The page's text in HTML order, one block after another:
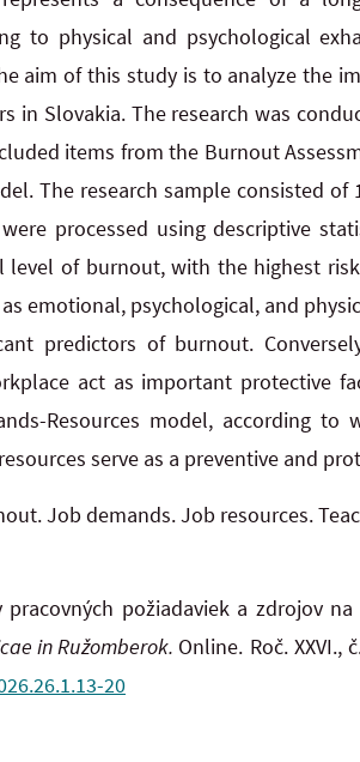
to physical and psychological
aim of this study is to analyze the
in Slovakia. The research was
items from the Burnout
The research sample consisted
processed using descriptive
of burnout, with the highest
emotional, psychological, and
predictors of burnout.
act as important protective
Resources model, according
serve as a preventive and
Job demands. Job resources.
pracovných požiadaviek a zdrojov
in Ružomberok. Online. Roč. XXVI.,
20